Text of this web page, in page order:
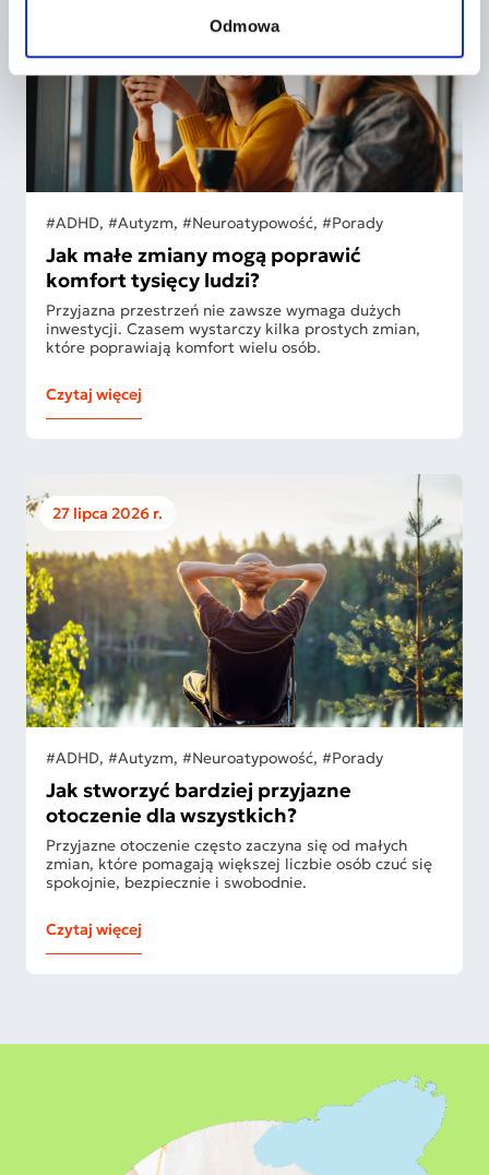
Odmowa
#ADHD, #Autyzm, #Neuroatypowość, #Porady
Jak małe zmiany mogą poprawić
komfort tysięcy ludzi?
Przyjazna przestrzeń nie zawsze wymaga dużych
inwestycji. Czasem wystarczy kilka prostych zmian,
które poprawiają komfort wielu osób.
Czytaj więcej
27 lipca 2026 r.
#ADHD, #Autyzm, #Neuroatypowość, #Porady
Jak stworzyć bardziej przyjazne
otoczenie dla wszystkich?
Przyjazne otoczenie często zaczyna się od małych
zmian, które pomagają większej liczbie osób czuć się
spokojnie, bezpiecznie i swobodnie.
Czytaj więcej